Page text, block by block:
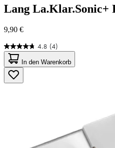
Lang La.Klar.Sonic+
9,90 €
4.8 (4)
4.8
von
5
Sternen.
4
In den Warenkorb